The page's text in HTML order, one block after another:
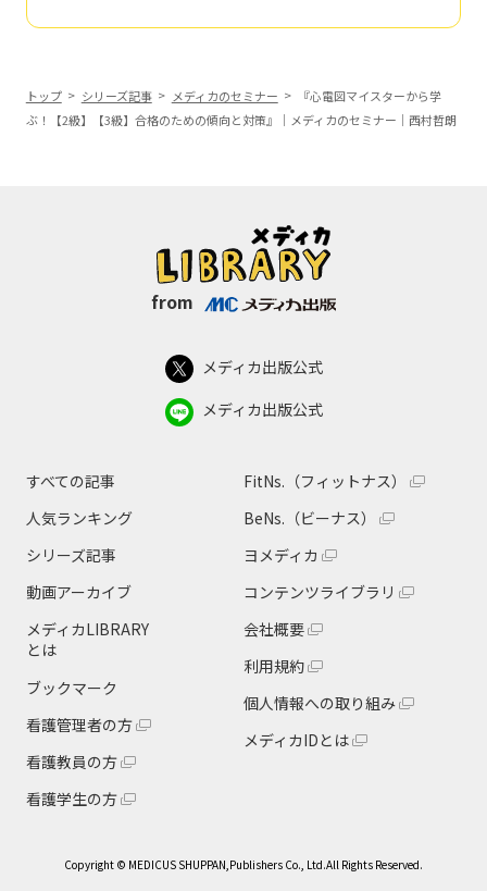
トップ シリーズ記事 メディカのセミナー
『心電図マイスターから学
ぶ！【2級】【3級】合格のための傾向と対策』｜メディカのセミナー｜西村哲朗
from
メディカ出版公式
メディカ出版公式
すべての記事
人気ランキング
シリーズ記事
動画アーカイブ
メディカLIBRARY
とは
ブックマーク
看護管理者の方
看護教員の方
看護学生の方
FitNs.（フィットナス）
BeNs.（ビーナス）
ヨメディカ
コンテンツライブラリ
会社概要
利用規約
個人情報への取り組み
メディカIDとは
Copyright © MEDICUS SHUPPAN,Publishers Co., Ltd.All Rights Reserved.